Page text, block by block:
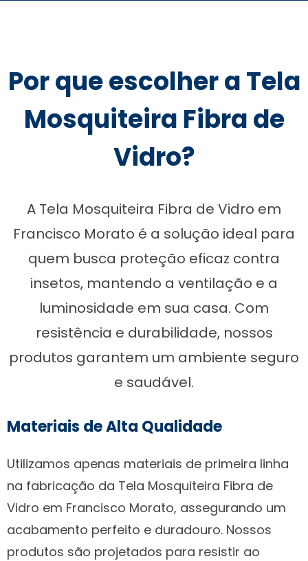
Por que escolher a Tela
Mosquiteira Fibra de
Vidro?
A Tela Mosquiteira Fibra de Vidro em
Francisco Morato é a solução ideal para
quem busca proteção eficaz contra
insetos, mantendo a ventilação e a
luminosidade em sua casa. Com
resistência e durabilidade, nossos
produtos garantem um ambiente seguro
e saudável.
Materiais de Alta Qualidade
Utilizamos apenas materiais de primeira linha
na fabricação da Tela Mosquiteira Fibra de
Vidro em Francisco Morato, assegurando um
acabamento perfeito e duradouro. Nossos
produtos são projetados para resistir ao